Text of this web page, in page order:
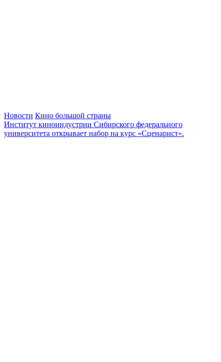
Новости Кино большой страны
Институт киноиндустрии Сибирского федерального
университета открывает набор на курс «Сценарист».